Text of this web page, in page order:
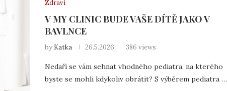
Zdraví
V MY CLINIC BUDE VAŠE DÍTĚ JAKO V
BAVLNCE
by Katka 26.5.2026 386 views
Nedaří se vám sehnat vhodného pediatra, na kterého
byste se mohli kdykoliv obrátit? S výběrem pediatra …